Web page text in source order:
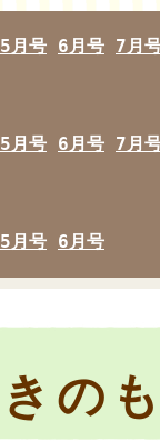
5月号 6月号 7月
5月号 6月号 7月
5月号 6月号
きの